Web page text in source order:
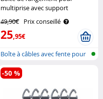
multiprise avec support
smartphone - coloris noir Callstel
49,90€ Prix conseillé
25,95€
Boîte à câbles avec fente pour
la r..
-50 %